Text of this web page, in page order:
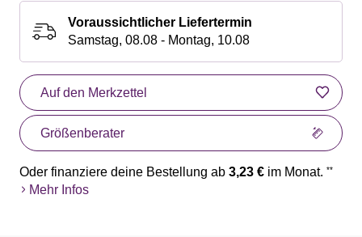
Voraussichtlicher Liefertermin
Samstag, 08.08 - Montag, 10.08
Auf den Merkzettel
Größenberater
Oder finanziere deine Bestellung ab 3,23 € im Monat. **
Mehr Infos